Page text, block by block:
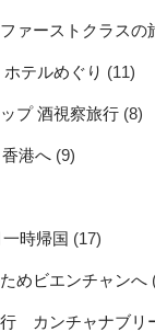
ァーストクラスの
テルめぐり (11)
プ 酒視察旅行 (8)
港へ (9)
時帰国 (17)
めビエンチャンへ
行 カンチャナブリ